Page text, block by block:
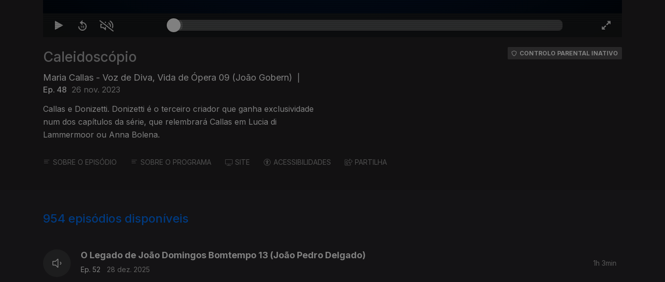
Caleidoscópio
Maria Callas - Voz de Diva, Vida de Ópera 09 (João Gobern)
Ep. 48 26 nov. 2023
Callas e Donizetti. Donizetti é o terceiro criador que ganha exclusividade
num dos capítulos da série, que relembrará Callas em Lucia di
Lammermoor ou Anna Bolena.
CONTROLO PARENTAL INATIVO
SOBRE O EPISÓDIO SOBRE O PROGRAMA SITE ACESSIBILIDADES PARTILHA
954 episódios disponíveis
O Legado de João Domingos Bomtempo 13 (João Pedro Delgado)
Ep. 52 28 dez. 2025
1h 3min